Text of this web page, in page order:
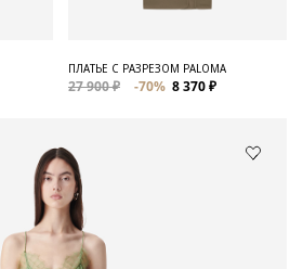
ПЛАТЬЕ С РАЗРЕЗОМ PALOMA
27 900 ₽ -70% 8 370 ₽